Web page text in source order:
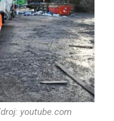
youtube.com